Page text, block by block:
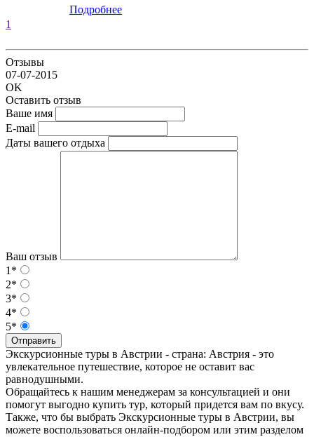
Подробнее
1
Отзывы
07-07-2015
OK
Оставить отзыв
Ваше имя
E-mail
Даты вашего отдыха
Ваш отзыв
1*
2*
3*
4*
5*
Отправить
Экскурсионные туры в Австрии - страна: Австрия - это
увлекательное путешествие, которое не оставит вас
равнодушными.
Обращайтесь к нашим менеджерам за консультацией и они
помогут выгодно купить тур, который придется вам по вкусу.
Также, что бы выбрать Экскурсионные туры в Австрии, вы
можете воспользоваться онлайн-подбором или этим разделом